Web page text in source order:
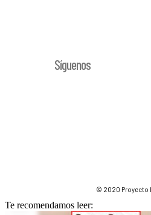
Síguenos
© 2020 Proyecto
Te recomendamos leer: